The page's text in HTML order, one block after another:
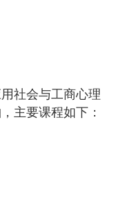
社会与工商心理
主要课程如下：